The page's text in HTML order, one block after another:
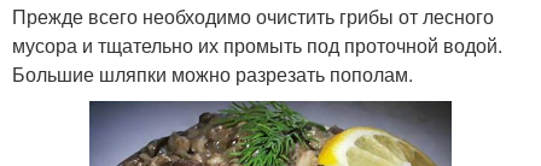
Прежде всего необходимо очистить грибы от лесного
мусора и тщательно их промыть под проточной водой.
Большие шляпки можно разрезать пополам.